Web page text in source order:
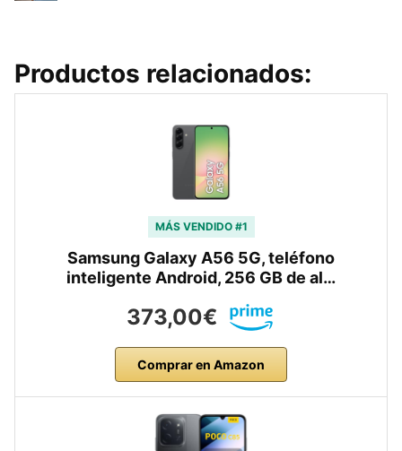
Productos relacionados:
MÁS VENDIDO #1
Samsung Galaxy A56 5G, teléfono
inteligente Android, 256 GB de al…
373,00€
Comprar en Amazon